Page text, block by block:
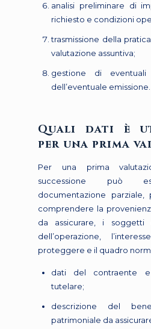
analisi preliminare di
richiesto e condizioni
trasmissione della
valutazione assuntiva;
gestione di eventuali
dell’eventuale emissione.
Quali dati è
per una prima
Per una prima
successione può
documentazione
comprendere la
da assicurare, i soggetti
dell’operazione,
proteggere e il quadro
dati del contraente
tutelare;
descrizione del
patrimoniale da